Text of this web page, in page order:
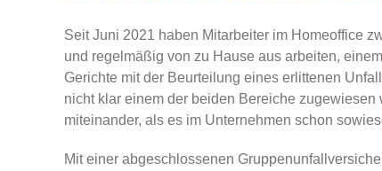
Seit Juni 2021 haben Mitarbeiter im Homeoffice
und regelmäßig von zu Hause aus arbeiten,
Gerichte mit der Beurteilung eines erlittenen
nicht klar einem der beiden Berei­che
miteinander, als es im Unternehmen schon
Mit einer abgeschlossenen